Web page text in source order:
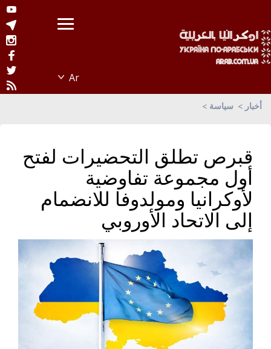
أخبار سياسة
قبرص تطلق التحضيرات لفتح
أول مجموعة تفاوضية
لأوكرانيا ومولدوفا للانضمام
إلى الاتحاد الأوروبي